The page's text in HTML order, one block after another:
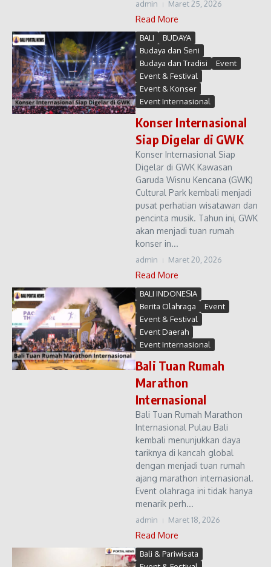
admin Maret 25, 2026
Read More
BALI
BUDAYA
Budaya dan Seni
Budaya dan Tradisi
Event
Event & Festival
Event & Konser
Event Internasional
Konser Internasional
Siap Digelar di GWK
Konser Internasional Siap
Digelar di GWK Kawasan
Garuda Wisnu Kencana (GWK)
Cultural Park kembali menjadi
pusat perhatian wisatawan dan
pencinta musik. Tahun ini, GWK
akan menjadi tuan rumah
konser in...
admin Maret 20, 2026
Read More
BALI INDONESIA
Berita Olahraga
Event
Event & Festival
Event Daerah
Event Internasional
Bali Tuan Rumah
Marathon
Internasional
Bali Tuan Rumah Marathon
Internasional Pulau Bali
kembali menunjukkan daya
tariknya di kancah global
dengan menjadi tuan rumah
ajang marathon internasional.
Event olahraga ini tidak hanya
menarik perh...
admin Maret 18, 2026
Read More
Bali & Pariwisata